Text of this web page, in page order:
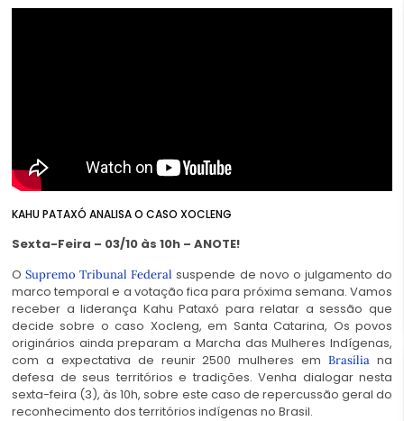
KAHU PATAXÓ ANALISA O CASO XOCLENG
Sexta-Feira – 03/10 às 10h – ANOTE!
OSupremo Tribunal Federal suspende de novo o julgamento do
marco temporal e a votação fica para próxima semana. Vamos
receber a liderança Kahu Pataxó para relatar a sessão que
decide sobre o caso Xocleng, em Santa Catarina, Os povos
originários ainda preparam a Marcha das Mulheres Indígenas,
com a expectativa de reunir 2500 mulheres emBrasília na
defesa de seus territórios e tradições. Venha dialogar nesta
sexta-feira (3), às 10h, sobre este caso de repercussão geral do
reconhecimento dos territórios indígenas no Brasil.